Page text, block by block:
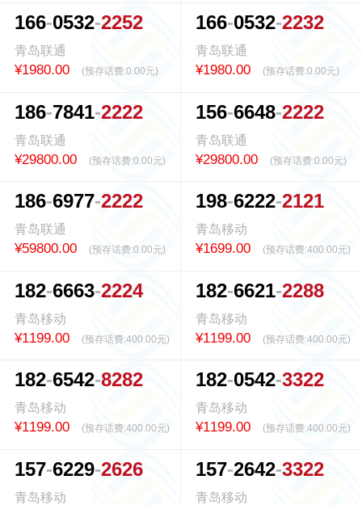
166 0532 2252
青岛联通
¥1980.00 (预存话费:0.00元)
166 0532 2232
青岛联通
¥1980.00 (预存话费:0.00元)
186 7841 2222
青岛联通
¥29800.00 (预存话费:0.00元)
156 6648 2222
青岛联通
¥29800.00 (预存话费:0.00元)
186 6977 2222
青岛联通
¥59800.00 (预存话费:0.00元)
198 6222 2121
青岛移动
¥1699.00 (预存话费:400.00元)
182 6663 2224
青岛移动
¥1199.00 (预存话费:400.00元)
182 6621 2288
青岛移动
¥1199.00 (预存话费:400.00元)
182 6542 8282
青岛移动
¥1199.00 (预存话费:400.00元)
182 0542 3322
青岛移动
¥1199.00 (预存话费:400.00元)
157 6229 2626
青岛移动
157 2642 3322
青岛移动